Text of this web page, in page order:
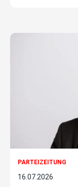
PARTEIZEITUNG
16.07.2026